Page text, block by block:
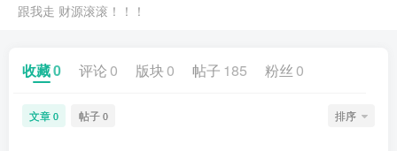
跟我走 财源滚滚！！！
收藏0 评论 0 版块 0 帖子 185 粉丝 0
文章 0 帖子 0 排序